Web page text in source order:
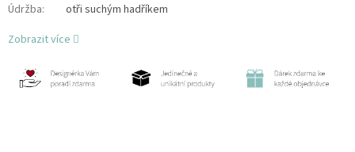
Údržba: otři suchým hadříkem
Zobrazit více